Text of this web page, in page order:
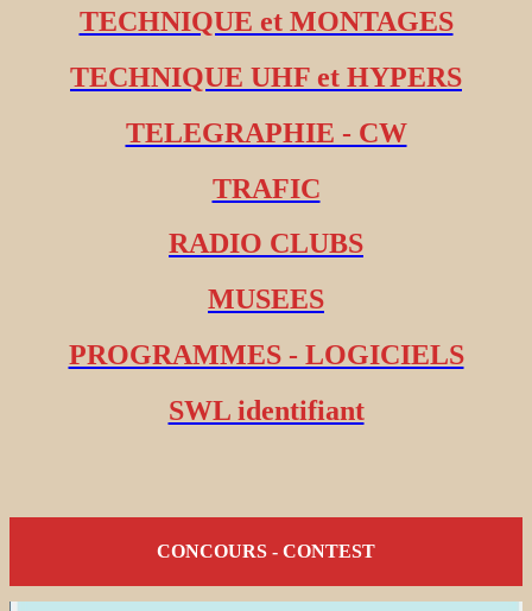
TECHNIQUE et MONTAGES
TECHNIQUE UHF et HYPERS
TELEGRAPHIE - CW
TRAFIC
RADIO CLUBS
MUSEES
PROGRAMMES - LOGICIELS
SWL identifiant
CONCOURS - CONTEST